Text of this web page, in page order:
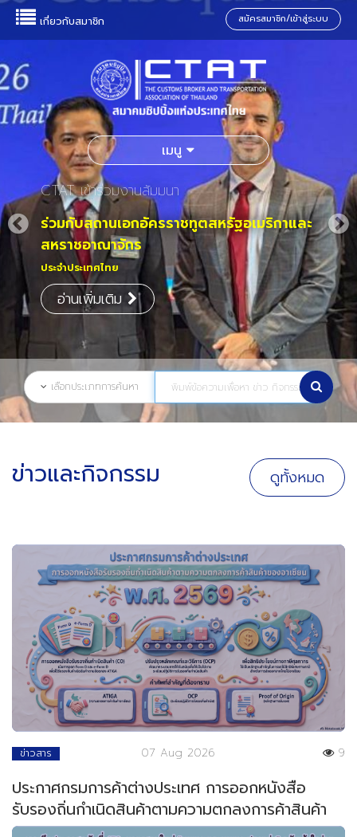
CTAT เข้าร่วมงานสัมมนา
ร่วมกับสถานเอกอัครราชทูตสหรัฐอเมริกาและ
สหราชอาณาจักร
ประจำประเทศไทย
อ่านเพิ่มเติม
เกี่ยวกับสมาชิก สมัครสมาชิก/เข้าสู่ระบบ
เมนู
เลือกประเภทการค้นหา
ข่าวและกิจกรรม ดูทั้งหมด
ข่าวสาร 07 Aug 2026 9
ประกาศกรมการค้าต่างประเทศ การออกหนังสือ
รับรองถิ่นกำเนิดสินค้าตามความตกลงการค้าสินค้า
ของอาเซียน